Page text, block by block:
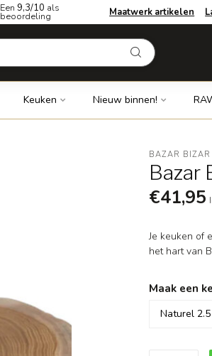
Een 9,3/10 als
beoordeling Maatwerk artikelen
Keuken Nieuw binnen!
BAZAR BIZAR
Bazar
€41,95
Je keuken of
het hart van
Maak een